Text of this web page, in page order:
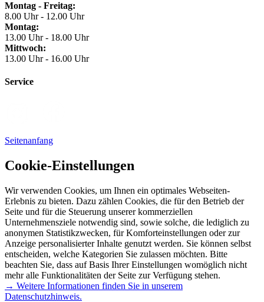
Montag - Freitag:
8.00 Uhr - 12.00 Uhr
Montag:
13.00 Uhr - 18.00 Uhr
Mittwoch:
13.00 Uhr - 16.00 Uhr
Service
Seitenanfang
Cookie-Einstellungen
Wir verwenden Cookies, um Ihnen ein optimales Webseiten-
Erlebnis zu bieten. Dazu zählen Cookies, die für den Betrieb der
Seite und für die Steuerung unserer kommerziellen
Unternehmensziele notwendig sind, sowie solche, die lediglich zu
anonymen Statistikzwecken, für Komforteinstellungen oder zur
Anzeige personalisierter Inhalte genutzt werden. Sie können selbst
entscheiden, welche Kategorien Sie zulassen möchten. Bitte
beachten Sie, dass auf Basis Ihrer Einstellungen womöglich nicht
mehr alle Funktionalitäten der Seite zur Verfügung stehen.
→ Weitere Informationen finden Sie in unserem
Datenschutzhinweis.